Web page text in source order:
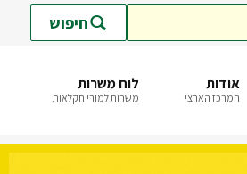
חיפוש
אודות
המרכז הארצי
לוח משרות
משרות למורי חקלאות